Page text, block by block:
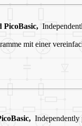
PicoBasic,
mit einer
Independently